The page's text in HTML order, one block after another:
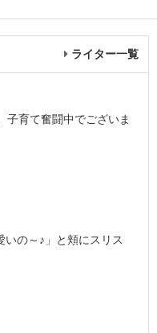
ライター一覧
子育て奮闘中でございま
の～♪」と頬にスリス